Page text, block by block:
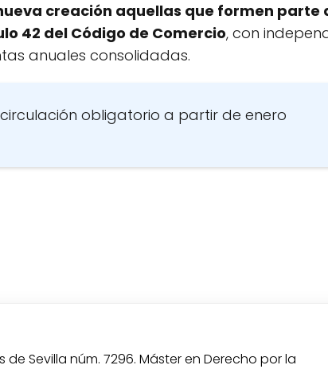
creación aquellas que formen parte
42 del Código de Comercio, con
anuales consolidadas.
obligatorio a partir de enero
Sevilla núm. 7296. Máster en Derecho por la